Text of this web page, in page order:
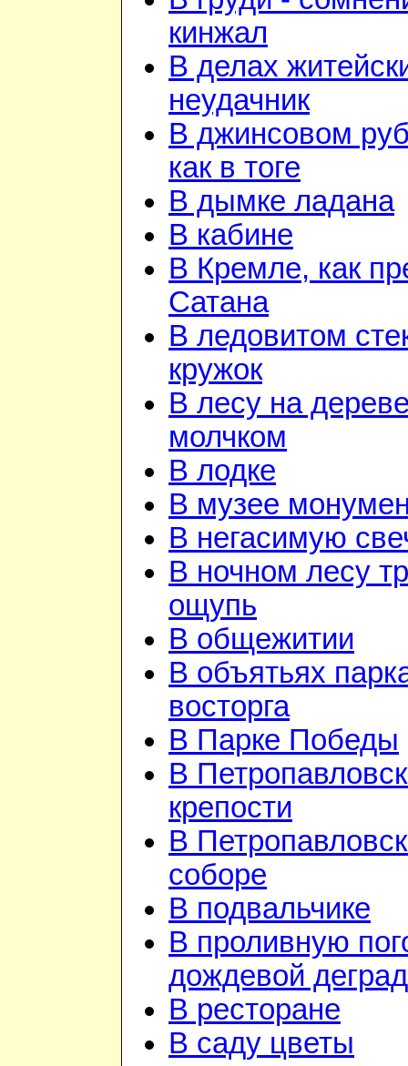
кинжал
В делах
неудачник
В джинсовом
как в тоге
В дымке ладана
В кабине
В Кремле, как
Сатана
В ледовитом
кружок
В лесу на
молчком
В лодке
В музее
В негасимую
В ночном лесу
ощупь
В общежитии
В объятьях
восторга
В Парке Победы
В
крепости
В
соборе
В подвальчике
В проливную
дождевой
В ресторане
В саду цветы